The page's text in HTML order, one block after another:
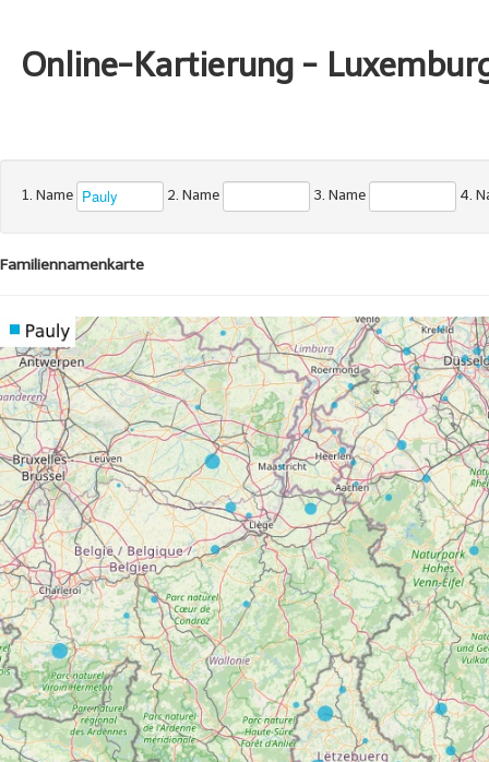
Online-Kartierung -
1. Name 2. Name 3. Name 4.
Familiennamenkarte